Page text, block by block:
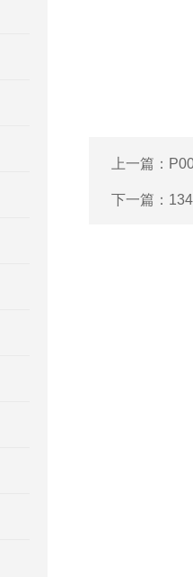
上一篇：
下一篇：